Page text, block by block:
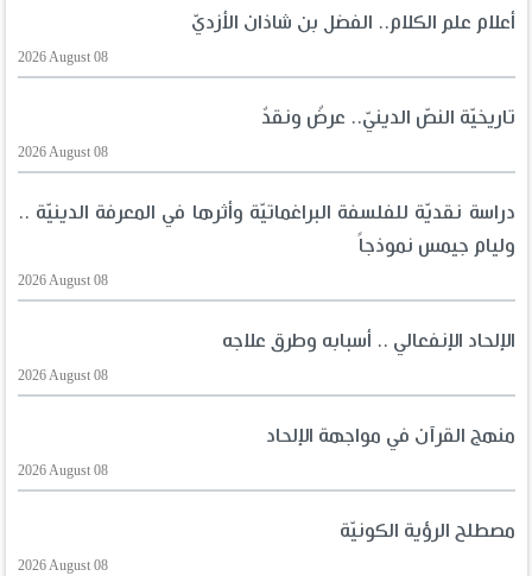
أعلام علم الكلام.. الفضل بن شاذان الأزديّ
2026 August 08
تاريخيّة النصّ الدينيّ.. عرضٌ ونقدٌ
2026 August 08
دراسة نقديّة للفلسفة البراغماتيّة وأثرها في المعرفة الدينيّة ..
وليام جيمس نموذجاً
2026 August 08
الإلحاد الإنفعالي .. أسبابه وطرق علاجه
2026 August 08
منهج القرآن في مواجهة الإلحاد
2026 August 08
مصطلح الرؤية الكونيّة
2026 August 08